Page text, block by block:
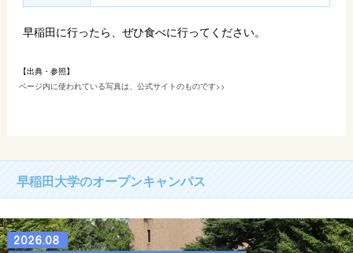
早稲田に行ったら、ぜひ食べに行ってください。
【出典・参照】
ページ内に使われている写真は、公式サイトのものです>>
早稲田大学のオープンキャンパス